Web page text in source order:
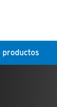
productos